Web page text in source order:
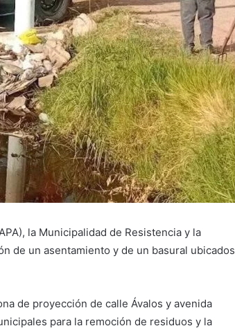
la Municipalidad de Resistencia y la
de un asentamiento y de un basural ubicados
de proyección de calle Ávalos y avenida
para la remoción de residuos y la